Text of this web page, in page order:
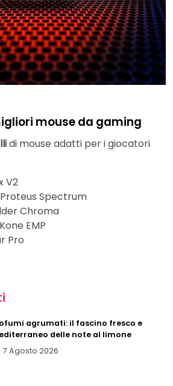
mouse da gaming
di mouse adatti per i giocatori
V2
Spectrum
Chroma
EMP
Pro
agrumati: il fascino fresco e
delle note al limone
7 Agosto 2026